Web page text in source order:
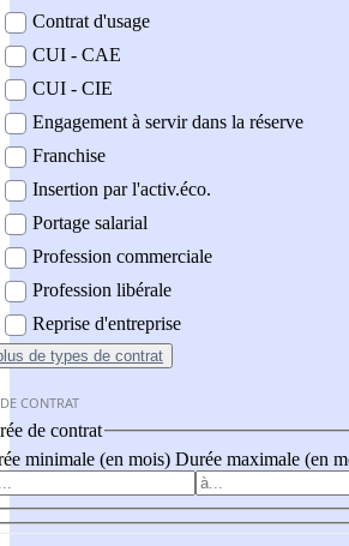
Contrat d'usage
CUI - CAE
CUI - CIE
Engagement à servir dans la réserve
Franchise
Insertion par l'activ.éco.
Portage salarial
Profession commerciale
Profession libérale
Reprise d'entreprise
de types de contrat
CONTRAT
de contrat
minimale (en mois) Durée maximale (en